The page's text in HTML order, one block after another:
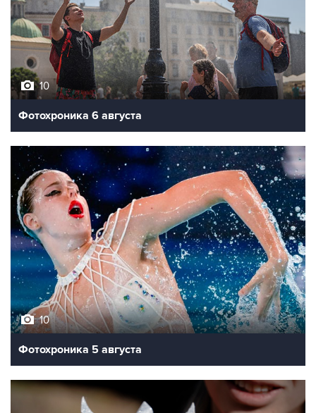
10
Фотохроника 6 августа
10
Фотохроника 5 августа